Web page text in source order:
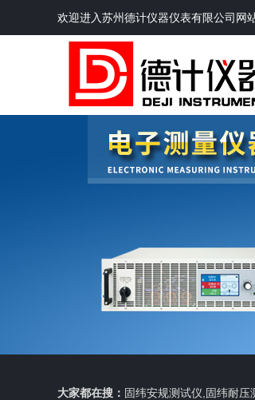
欢迎进入苏州德计仪器仪表有限公司网
大家都在搜： 固纬安规测试仪,固纬耐